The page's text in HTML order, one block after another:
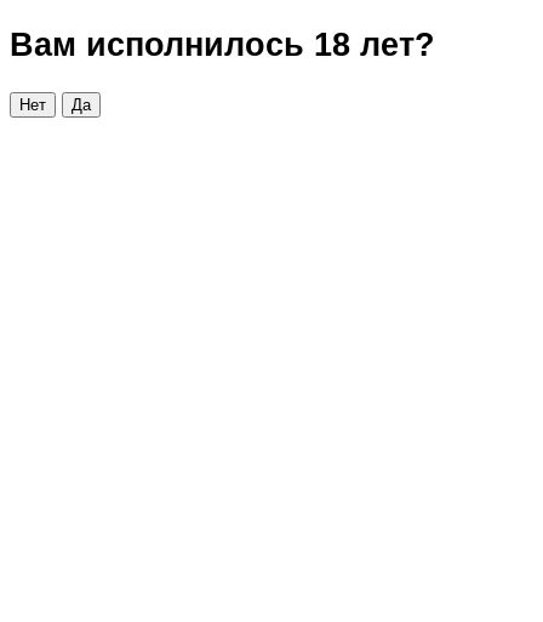
Вам исполнилось 18 лет?
Нет Да